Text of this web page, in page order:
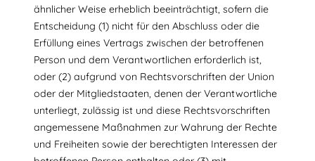
ähnlicher Weise erheblich beeinträchtigt, sofern die
Entscheidung (1) nicht für den Abschluss oder die
Erfüllung eines Vertrags zwischen der betroffenen
Person und dem Verantwortlichen erforderlich ist,
oder (2) aufgrund von Rechtsvorschriften der Union
oder der Mitgliedstaaten, denen der Verantwortliche
unterliegt, zulässig ist und diese Rechtsvorschriften
angemessene Maßnahmen zur Wahrung der Rechte
und Freiheiten sowie der berechtigten Interessen der